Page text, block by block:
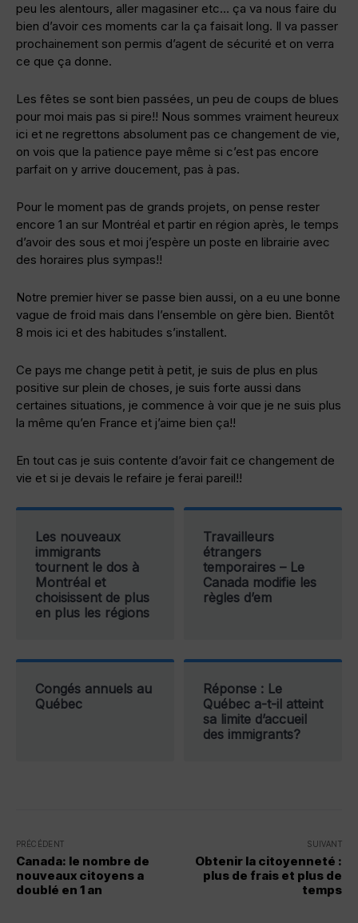
peu les alentours, aller magasiner etc… ça va nous faire du
bien d’avoir ces moments car la ça faisait long. Il va passer
prochainement son permis d’agent de sécurité et on verra
ce que ça donne.
Les fêtes se sont bien passées, un peu de coups de blues
pour moi mais pas si pire!! Nous sommes vraiment heureux
ici et ne regrettons absolument pas ce changement de vie,
on vois que la patience paye même si c’est pas encore
parfait on y arrive doucement, pas à pas.
Pour le moment pas de grands projets, on pense rester
encore 1 an sur Montréal et partir en région après, le temps
d’avoir des sous et moi j’espère un poste en librairie avec
des horaires plus sympas!!
Notre premier hiver se passe bien aussi, on a eu une bonne
vague de froid mais dans l’ensemble on gère bien. Bientôt
8 mois ici et des habitudes s’installent.
Ce pays me change petit à petit, je suis de plus en plus
positive sur plein de choses, je suis forte aussi dans
certaines situations, je commence à voir que je ne suis plus
la même qu’en France et j’aime bien ça!!
En tout cas je suis contente d’avoir fait ce changement de
vie et si je devais le refaire je ferai pareil!!
Les nouveaux
immigrants
tournent le dos à
Montréal et
choisissent de plus
en plus les régions
Travailleurs
étrangers
temporaires – Le
Canada modifie les
règles d’em
Congés annuels au
Québec
Réponse : Le
Québec a-t-il atteint
sa limite d’accueil
des immigrants?
PRÉCÉDENT
Canada: le nombre de
nouveaux citoyens a
doublé en 1 an
SUIVANT
Obtenir la citoyenneté :
plus de frais et plus de
temps